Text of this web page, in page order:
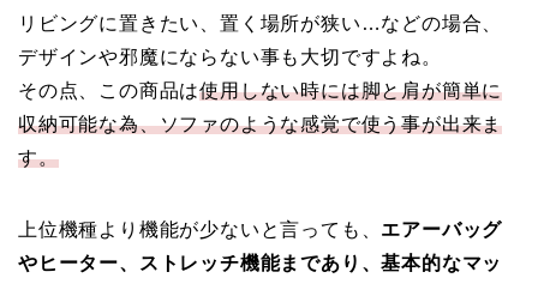
リビングに置きたい、置く場所が狭い…などの場合、
デザインや邪魔にならない事も大切ですよね。
その点、この商品は使用しない時には脚と肩が簡単に
収納可能な為、ソファのような感覚で使う事が出来ま
す。
上位機種より機能が少ないと言っても、 エアーバッグ
やヒーター、ストレッチ機能まであり、基本的なマッ